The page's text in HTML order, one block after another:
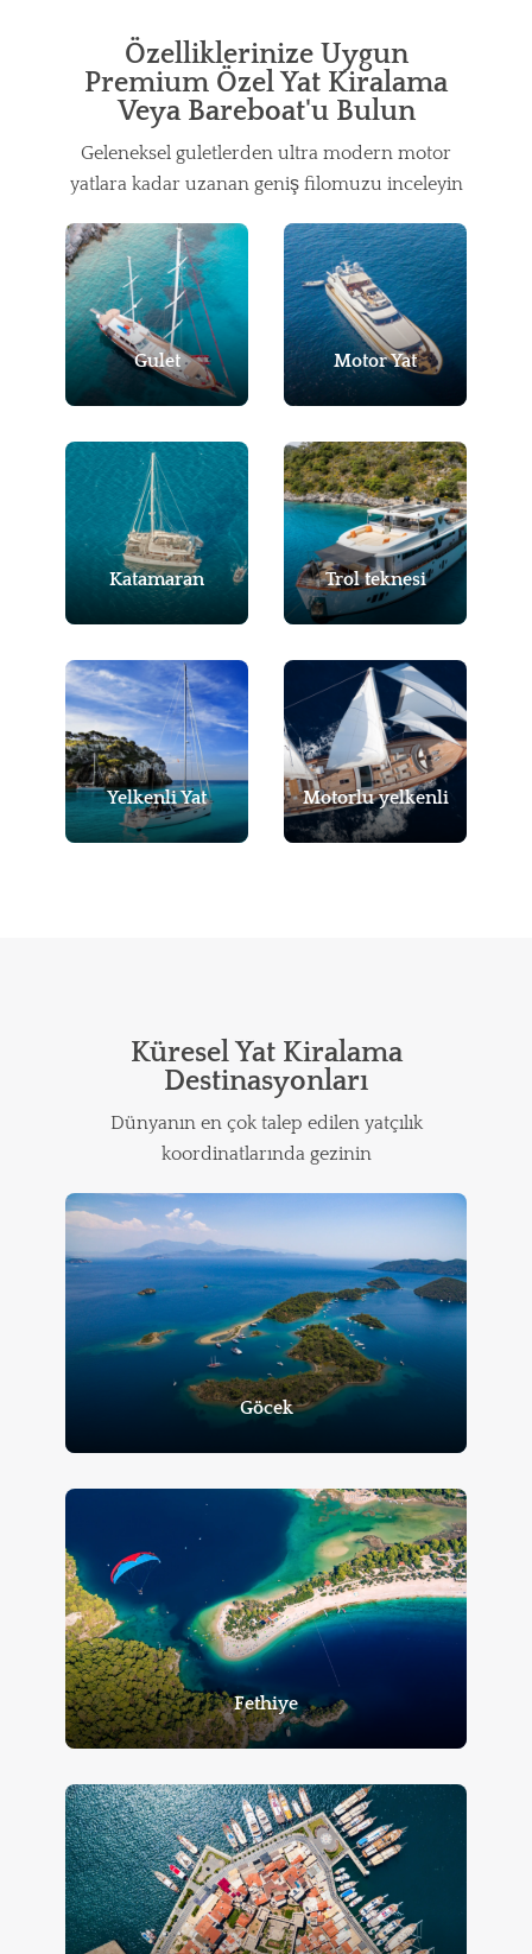
Özelliklerinize Uygun
Premium Özel Yat Kiralama
Veya Bareboat'u Bulun
Geleneksel guletlerden ultra modern motor
yatlara kadar uzanan geniş filomuzu inceleyin
Gulet Motor Yat
Katamaran Trol teknesi
Yelkenli Yat Motorlu yelkenli
Küresel Yat Kiralama
Destinasyonları
Dünyanın en çok talep edilen yatçılık
koordinatlarında gezinin
Göcek
Fethiye